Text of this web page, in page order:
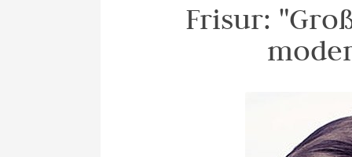
Frisur: